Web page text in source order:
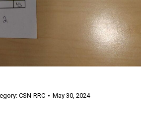
CSN-RRC May 30, 2024